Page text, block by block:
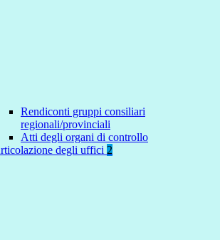
Rendiconti gruppi consiliari
regionali/provinciali
Atti degli organi di controllo
degli uffici 2